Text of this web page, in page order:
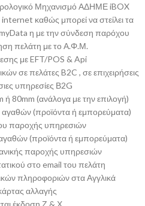
Μηχανισμό ΑΔΗΜΕ iBOX
καθώς μπορεί να στείλει τα
η με την σύνδεση παρόχου
πελάτη με το Α.Φ.Μ.
με EFT/POS & Api
σε πελάτες B2C , σε επιχειρήσεις
υπηρεσίες Β2G
80mm (ανάλογα με την επιλογή)
(προϊόντα ή εμπορεύματα)
παροχής υπηρεσιών
(προϊόντα ή εμπορεύματα)
παροχής υπηρεσιών
στο email του πελάτη
πληροφοριών στα Αγγλικά
αλλαγής
έκδοση Ζ & Χ